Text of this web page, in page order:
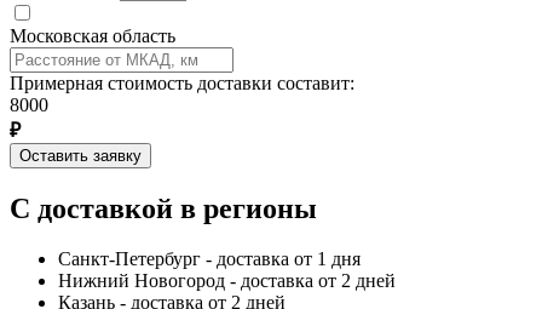
Московская область
Примерная стоимость доставки составит:
8000
₽
Оставить заявку
С доставкой в регионы
Санкт-Петербург - доставка от 1 дня
Нижний Новогород - доставка от 2 дней
Казань - доставка от 2 дней